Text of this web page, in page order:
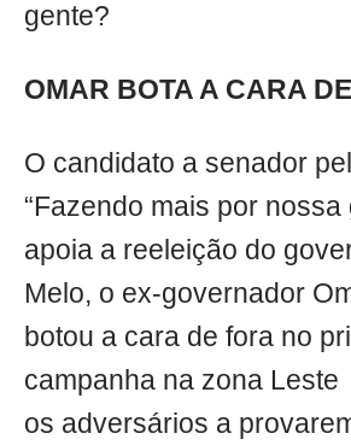
gente?
OMAR BOTA A CARA
O candidato a senador
“Fazendo mais por nossa
apoia a reeleição do
Melo, o ex-governador
botou a cara de fora no
campanha na zona
os adversários a